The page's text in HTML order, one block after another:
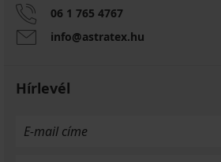
06 1 765 4767
info@astratex.hu
Hírlevél